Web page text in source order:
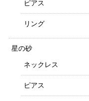
ピアス
リング
星の砂
ネックレス
ピアス